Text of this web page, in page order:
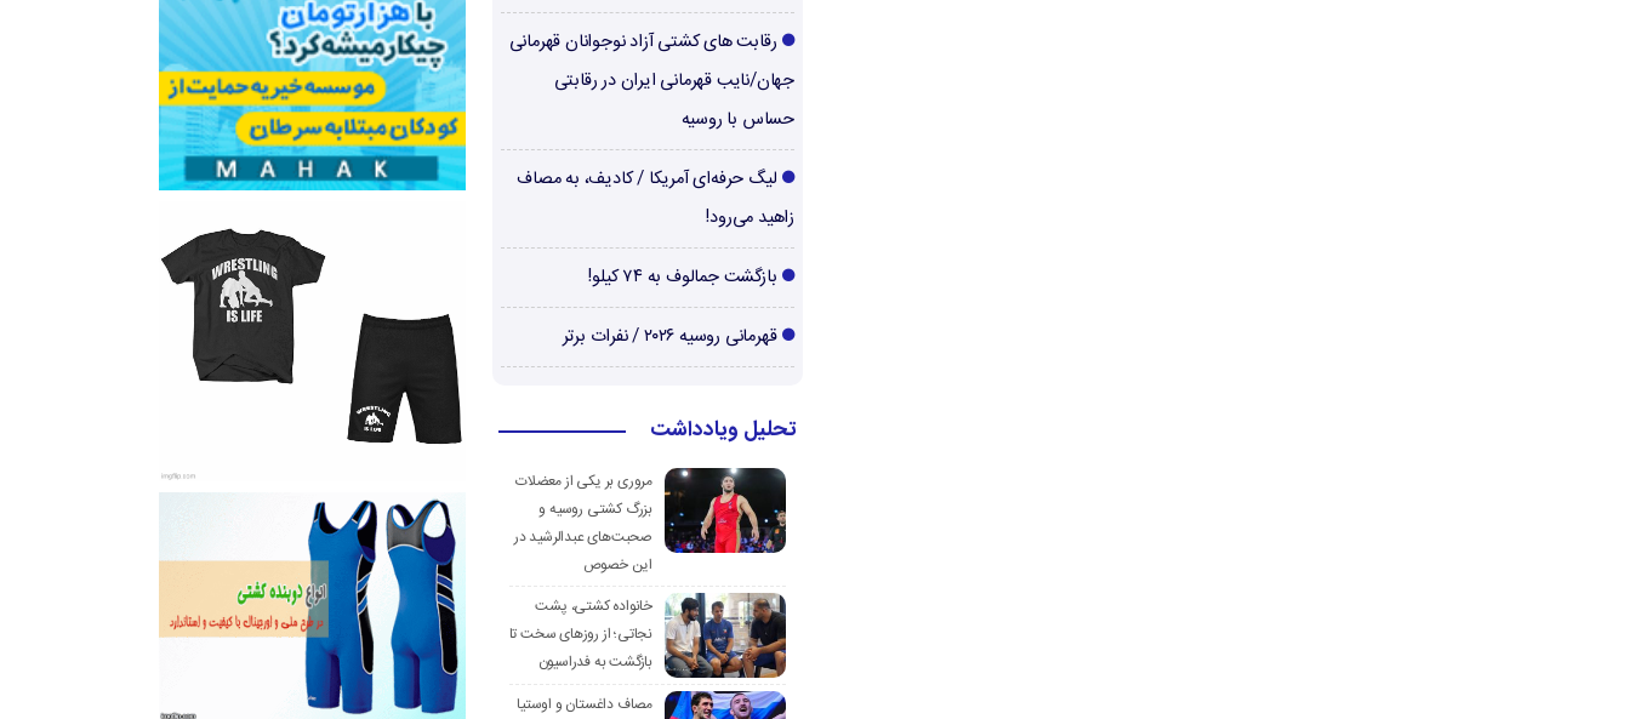
رقابت های کشتی آزاد نوجوانان قهرمانی
جهان/نایب قهرمانی ایران در رقابتی
حساس با روسیه
لیگ حرفه‌ای آمریکا / کادیف، به مصاف
زاهید می‌رود!
بازگشت جمالوف به ۷۴ کیلو!
قهرمانی روسیه ۲۰۲۶ / نفرات برتر
تحلیل ویادداشت
مروری بر یکی از معضلات
بزرگ کشتی روسیه و
صحبت‌های عبدالرشید در
این خصوص
خانواده کشتی، پشت
نجاتی؛ از روزهای سخت تا
بازگشت به فدراسیون
مصاف داغستان و اوستیا